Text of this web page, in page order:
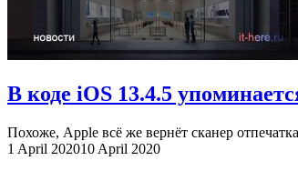
В коде iOS 13.4.5
Похоже, Apple всё же вернёт сканер
1 April 202010 April 2020